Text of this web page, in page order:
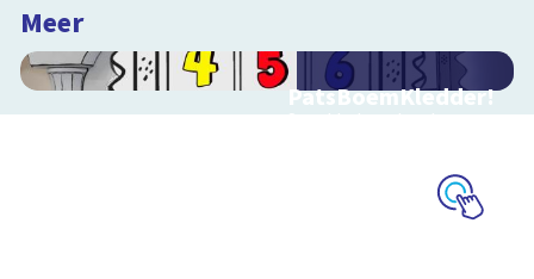
Meer
PatsBoemKledder!
Speel het spel en leer